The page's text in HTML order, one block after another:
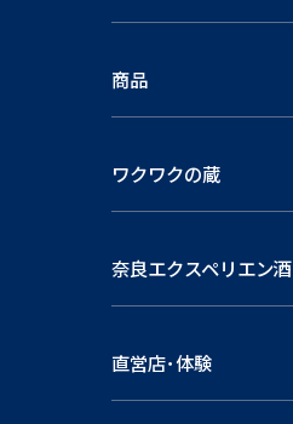
商品
ワクワクの蔵
奈良エクスペリエン酒
直営店･体験